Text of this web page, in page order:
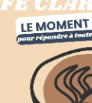
Office 365